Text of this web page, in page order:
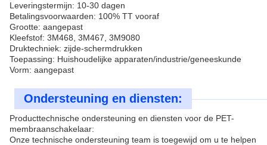
Leveringstermijn: 10-30 dagen
Betalingsvoorwaarden: 100% TT vooraf
Grootte: aangepast
Kleefstof: 3M468, 3M467, 3M9080
Druktechniek: zijde-schermdrukken
Toepassing: Huishoudelijke apparaten/industrie/geneeskunde
Vorm: aangepast
Ondersteuning en diensten:
Producttechnische ondersteuning en diensten voor de PET-
membraanschakelaar:
Onze technische ondersteuning team is toegewijd om u te helpen